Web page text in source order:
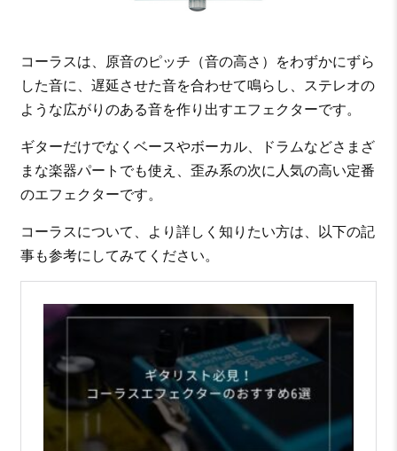
コーラスは、原音のピッチ（音の高さ）をわずかにずら
した音に、遅延させた音を合わせて鳴らし、ステレオの
ような広がりのある音を作り出すエフェクターです。
ギターだけでなくベースやボーカル、ドラムなどさまざ
まな楽器パートでも使え、歪み系の次に人気の高い定番
のエフェクターです。
コーラスについて、より詳しく知りたい方は、以下の記
事も参考にしてみてください。